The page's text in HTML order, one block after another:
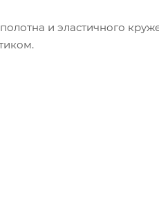
и эластичного